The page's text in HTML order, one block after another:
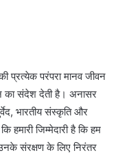
प्रत्येक परंपरा मानव जीवन
का संदेश देती है। अनासर
भारतीय संस्कृति और
हमारी जिम्मेदारी है कि हम
संरक्षण के लिए निरंतर